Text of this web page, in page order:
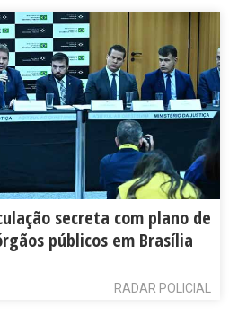
secreta com plano de
públicos em Brasília
RADAR POLICIAL